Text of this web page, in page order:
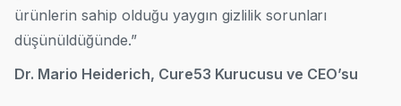
ürünlerin sahip olduğu yaygın gizlilik sorunları
düşünüldüğünde.”
Dr. Mario Heiderich, Cure53 Kurucusu ve CEO’su